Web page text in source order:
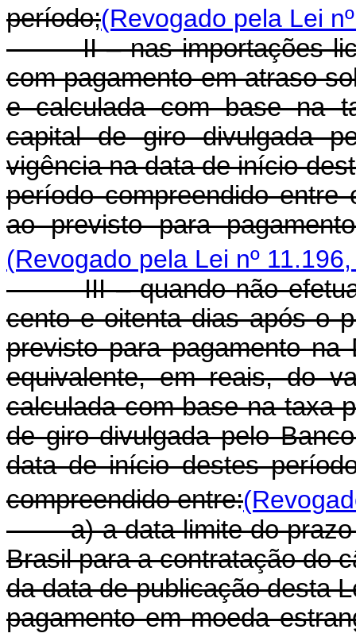
período;(Revogado pela Lei
II – nas importações
com pagamento em atraso
e calculada com base na
capital de giro divulgada
vigência na data de início
período compreendido
ao previsto para
(Revogado pela Lei nº
III – quando não
cento e oitenta dias após o
previsto para pagamento
equivalente, em reais, do
calculada com base na taxa
de giro divulgada pelo
data de início destes
compreendido entre:
a) a data limite do prazo
Brasil para a contratação do
da data de publicação desta
pagamento em moeda